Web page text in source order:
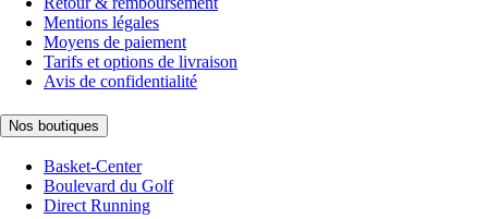
Mentions légales
Moyens de paiement
Tarifs et options de livraison
Avis de confidentialité
Nos boutiques
Basket-Center
Boulevard du Golf
Direct Running